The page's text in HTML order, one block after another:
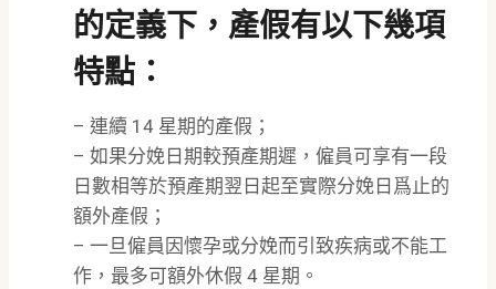
的定義下，產假有以下幾項
特點：
– 連續 14 星期的產假；
– 如果分娩日期較預產期遲，僱員可享有一段
日數相等於預產期翌日起至實際分娩日爲止的
額外產假；
– 一旦僱員因懷孕或分娩而引致疾病或不能工
作，最多可額外休假 4 星期。